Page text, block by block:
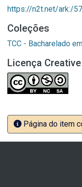
https://n2t.net/ark:/
Coleções
TCC - Bacharelado
Licença
Página do item